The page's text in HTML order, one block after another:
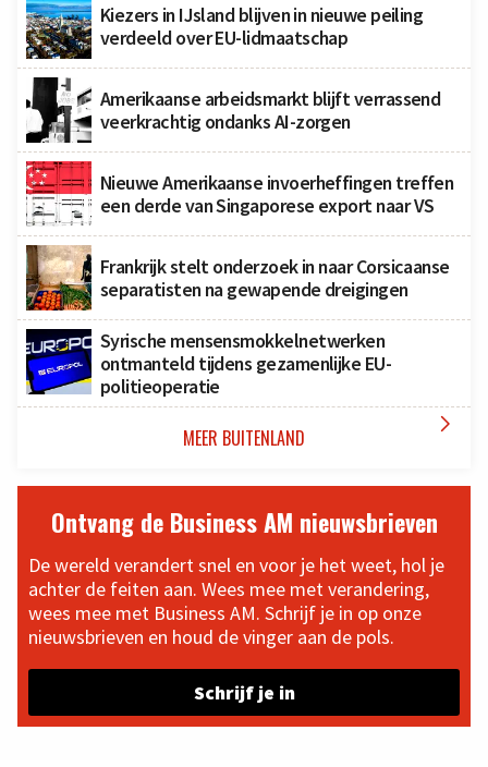
Kiezers in IJsland blijven in nieuwe peiling
verdeeld over EU-lidmaatschap
Amerikaanse arbeidsmarkt blijft verrassend
veerkrachtig ondanks AI-zorgen
Nieuwe Amerikaanse invoerheffingen treffen
een derde van Singaporese export naar VS
Frankrijk stelt onderzoek in naar Corsicaanse
separatisten na gewapende dreigingen
Syrische mensensmokkelnetwerken
ontmanteld tijdens gezamenlijke EU-
politieoperatie
MEER BUITENLAND 
Ontvang de Business AM nieuwsbrieven
De wereld verandert snel en voor je het weet, hol je
achter de feiten aan. Wees mee met verandering,
wees mee met Business AM. Schrijf je in op onze
nieuwsbrieven en houd de vinger aan de pols.
Schrijf je in